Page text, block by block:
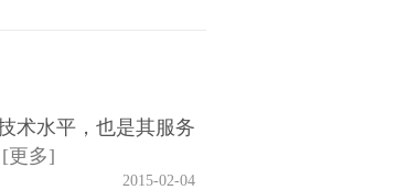
术水平，也是其服务
[更多]
2015-02-04